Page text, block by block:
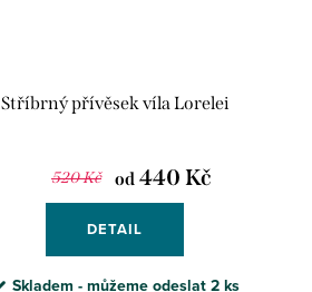
Stříbrný přívěsek víla Lorelei
520 Kč od 440 Kč
DETAIL
Skladem - můžeme odeslat2 ks